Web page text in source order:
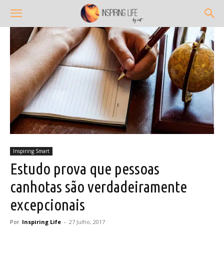
Inspiring Smart
Estudo prova que pessoas
canhotas são verdadeiramente
excepcionais
Por Inspiring Life - 27 Julho, 2017